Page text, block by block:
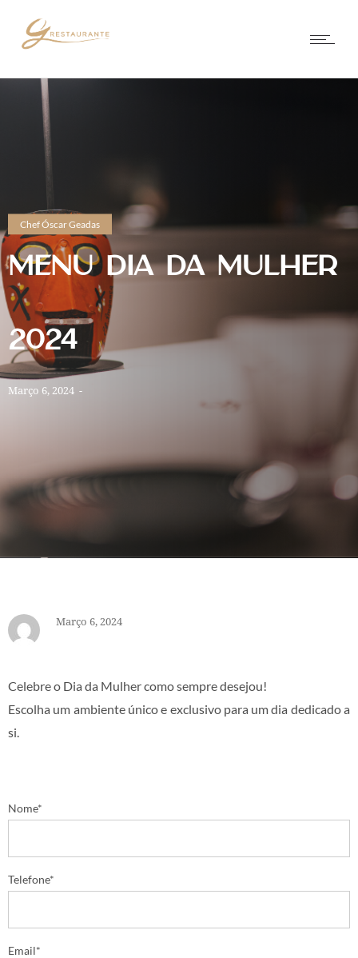
Chef Óscar Geadas
MENU DIA DA MULHER
2024
Março 6, 2024 -
Março 6, 2024
Celebre o Dia da Mulher como sempre desejou!
Escolha um ambiente único e exclusivo para um dia dedicado a
si.
Nome*
Telefone*
Email*